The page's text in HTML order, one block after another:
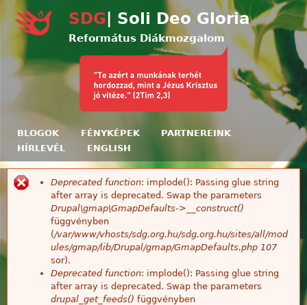
Ugrás a tartalomra
SDG | Soli Deo Gloria
Református Diákmozgalom
BLOGOK FÉNYKÉPEK
PARTNEREINK
HÍRLEVÉL
ENGLISH
Hibaüzenet
Deprecated function: implode(): Passing glue string
after array is deprecated. Swap the parameters
Drupal\gmap\GmapDefaults->__construct()
függvényben
(/var/www/vhosts/sdg.org.hu/sdg.org.hu/sites/all/mod
ules/gmap/lib/Drupal/gmap/GmapDefaults.php 107
sor).
Deprecated function: implode(): Passing glue string
after array is deprecated. Swap the parameters
drupal_get_feeds() függvényben